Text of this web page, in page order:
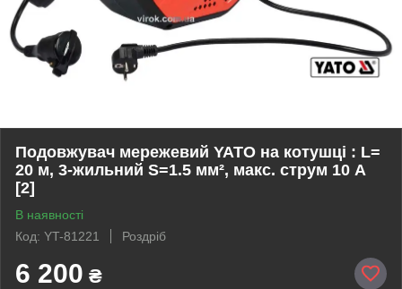
Подовжувач мережевий YATO на котушці : L=
20 м, 3-жильний S=1.5 мм², макс. струм 10 А
[2]
В наявності
Код: YT-81221
Роздріб
6 200 ₴